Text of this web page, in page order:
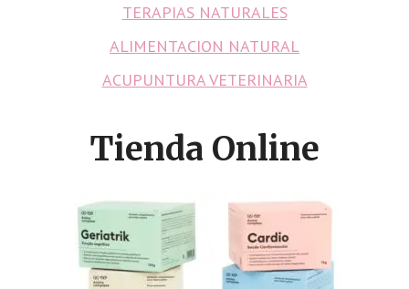
TERAPIAS NATURALES
ALIMENTACION NATURAL
ACUPUNTURA VETERINARIA
Tienda Online